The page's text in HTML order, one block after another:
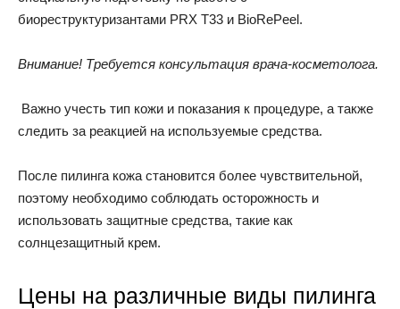
биореструктуризантами PRX T33 и BioRePeel.
Внимание! Требуется консультация врача-косметолога.
Важно учесть тип кожи и показания к процедуре, а также
следить за реакцией на используемые средства.
После пилинга кожа становится более чувствительной,
поэтому необходимо соблюдать осторожность и
использовать защитные средства, такие как
солнцезащитный крем.
Цены на различные виды пилинга